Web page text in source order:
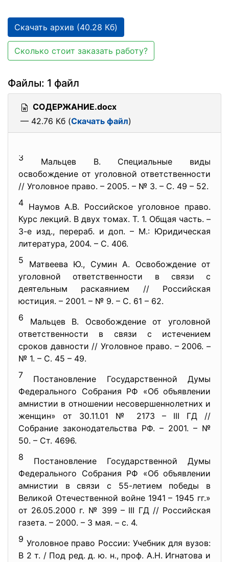
Скачать архив (40.28 Кб)
Сколько стоит заказать работу?
Файлы: 1 файл
СОДЕРЖАНИЕ.docx
— 42.76 Кб (Скачать файл)
3 Мальцев В. Специальные виды
освобождение от уголовной ответственности
// Уголовное право. – 2005. – № 3. – С. 49 – 52.
4 Наумов А.В. Российское уголовное право.
Курс лекций. В двух томах. Т. 1. Общая часть. –
3-е изд., перераб. и доп. – М.: Юридическая
литература, 2004. – С. 406.
5 Матвеева Ю., Сумин А. Освобождение от
уголовной ответственности в связи с
деятельным раскаянием // Российская
юстиция. – 2001. – № 9. – С. 61 – 62.
6 Мальцев В. Освобождение от уголовной
ответственности в связи с истечением
сроков давности // Уголовное право. – 2006. –
№ 1. – С. 45 – 49.
7 Постановление Государственной Думы
Федерального Собрания РФ «Об объявлении
амнистии в отношении несовершеннолетних и
женщин» от 30.11.01 № 2173 – III ГД //
Собрание законодательства РФ. – 2001. – №
50. – Ст. 4696.
8 Постановление Государственной Думы
Федерального Собрания РФ «Об объявлении
амнистии в связи с 55-летием победы в
Великой Отечественной войне 1941 – 1945 гг.»
от 26.05.2000 г. № 399 – III ГД // Российская
газета. – 2000. – 3 мая. – с. 4.
9 Уголовное право России: Учебник для вузов:
В 2 т. / Под ред. д. ю. н., проф. А.Н. Игнатова и